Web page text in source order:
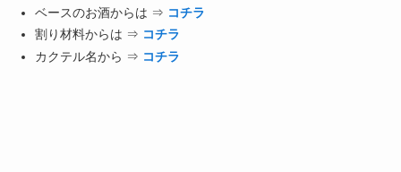
ベースのお酒からは ⇒ コチラ
割り材料からは ⇒ コチラ
カクテル名から ⇒ コチラ